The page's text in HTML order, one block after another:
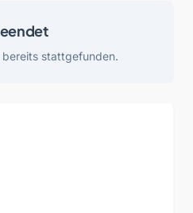
stattgefunden.